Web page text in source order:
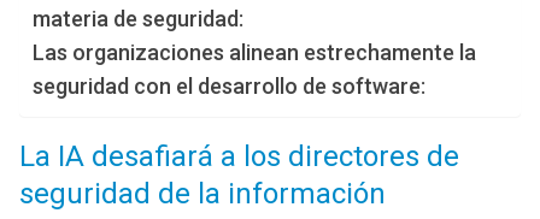
materia de seguridad:
Las organizaciones alinean estrechamente la
seguridad con el desarrollo de software:
La IA desafiará a los directores de
seguridad de la información